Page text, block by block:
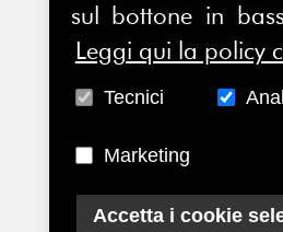
sul bottone in
Leggi qui la policy
Tecnici
Marketing
Accetta i cookie